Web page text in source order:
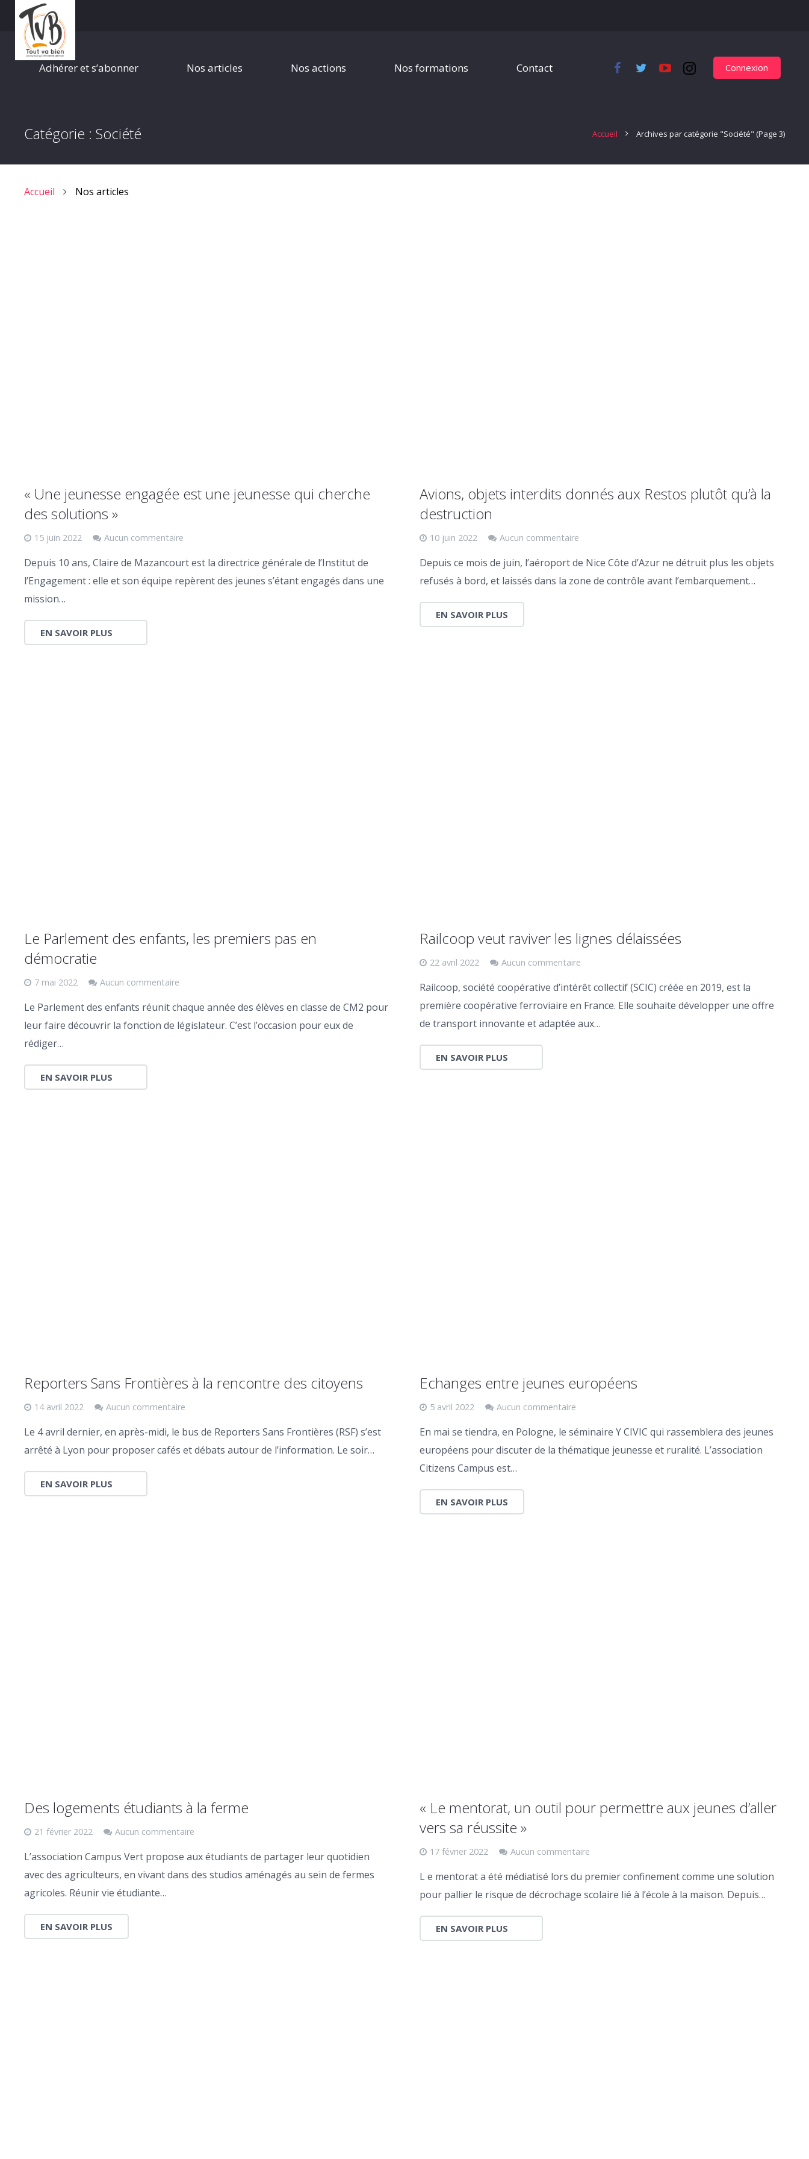
Adhérer et s’abonner Nos articles Nos actions Nos formations Contact Connexion
Catégorie : Société Accueil Archives par catégorie "Société" (Page 3)
Accueil Nos articles
« Une jeunesse engagée est une jeunesse qui cherche
des solutions »
15 juin 2022 Aucun commentaire
Depuis 10 ans, Claire de Mazancourt est la directrice générale de l’Institut de
l’Engagement : elle et son équipe repèrent des jeunes s’étant engagés dans une
mission…
EN SAVOIR PLUS
Avions, objets interdits donnés aux Restos plutôt qu’à la
destruction
10 juin 2022 Aucun commentaire
Depuis ce mois de juin, l’aéroport de Nice Côte d’Azur ne détruit plus les objets
refusés à bord, et laissés dans la zone de contrôle avant l’embarquement…
EN SAVOIR PLUS
Le Parlement des enfants, les premiers pas en
démocratie
7 mai 2022 Aucun commentaire
Le Parlement des enfants réunit chaque année des élèves en classe de CM2 pour
leur faire découvrir la fonction de législateur. C’est l’occasion pour eux de
rédiger…
EN SAVOIR PLUS
Railcoop veut raviver les lignes délaissées
22 avril 2022 Aucun commentaire
Railcoop, société coopérative d’intérêt collectif (SCIC) créée en 2019, est la
première coopérative ferroviaire en France. Elle souhaite développer une offre
de transport innovante et adaptée aux…
EN SAVOIR PLUS
Reporters Sans Frontières à la rencontre des citoyens
14 avril 2022 Aucun commentaire
Le 4 avril dernier, en après-midi, le bus de Reporters Sans Frontières (RSF) s’est
arrêté à Lyon pour proposer cafés et débats autour de l’information. Le soir…
EN SAVOIR PLUS
Echanges entre jeunes européens
5 avril 2022 Aucun commentaire
En mai se tiendra, en Pologne, le séminaire Y CIVIC qui rassemblera des jeunes
européens pour discuter de la thématique jeunesse et ruralité. L’association
Citizens Campus est…
EN SAVOIR PLUS
Des logements étudiants à la ferme
21 février 2022 Aucun commentaire
L’association Campus Vert propose aux étudiants de partager leur quotidien
avec des agriculteurs, en vivant dans des studios aménagés au sein de fermes
agricoles. Réunir vie étudiante…
EN SAVOIR PLUS
« Le mentorat, un outil pour permettre aux jeunes d’aller
vers sa réussite »
17 février 2022 Aucun commentaire
L e mentorat a été médiatisé lors du premier confinement comme une solution
pour pallier le risque de décrochage scolaire lié à l’école à la maison. Depuis…
EN SAVOIR PLUS